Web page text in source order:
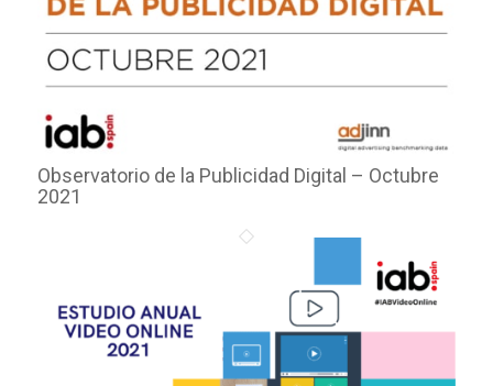
Observatorio de la Publicidad Digital – Octubre
2021